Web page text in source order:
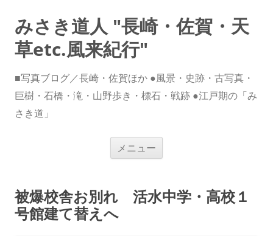
みさき道人 "長崎・佐賀・天
草etc.風来紀行"
■写真ブログ／長崎・佐賀ほか ●風景・史跡・古写真・
巨樹・石橋・滝・山野歩き・標石・戦跡 ●江戸期の「み
さき道」
メニュー
ス
キ
被爆校舎お別れ 活水中学・高校１
号館建て替えへ